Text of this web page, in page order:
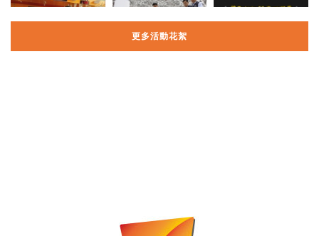
更多活動花絮